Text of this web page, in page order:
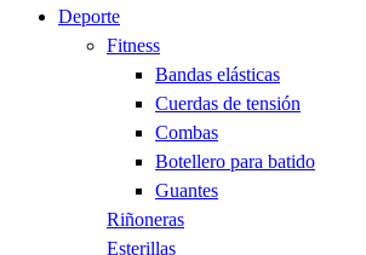
Deporte
Fitness
Bandas elásticas
Cuerdas de tensión
Combas
Botellero para batido
Guantes
Riñoneras
Esterillas